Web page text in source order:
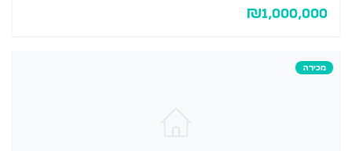
₪1,000,000
מכירה